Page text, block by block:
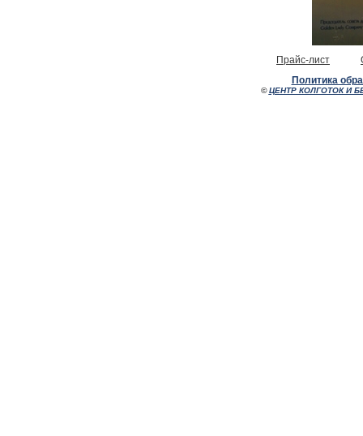
Прайс-лист
Политика
©ЦЕНТР КОЛГОТОК И